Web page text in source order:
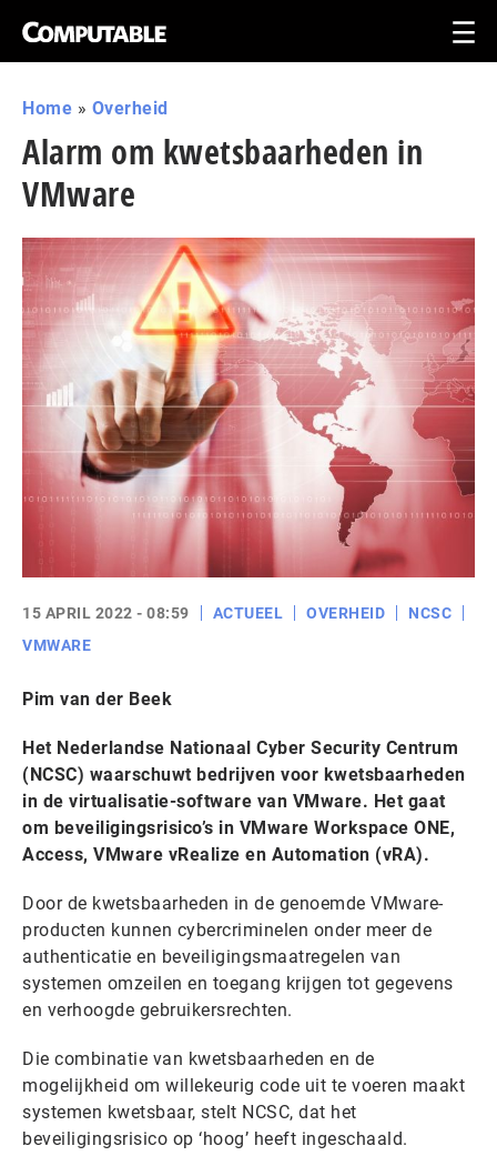
Home » Overheid
Alarm om kwetsbaarheden in
VMware
15 APRIL 2022 - 08:59 ACTUEEL OVERHEID
NCSC
VMWARE
Pim van der Beek
Het Nederlandse Nationaal Cyber Security Centrum
(NCSC) waarschuwt bedrijven voor kwetsbaarheden
in de virtualisatie-software van VMware. Het gaat
om beveiligingsrisico’s in VMware Workspace ONE,
Access, VMware vRealize en Automation (vRA).
Door de kwetsbaarheden in de genoemde VMware-
producten kunnen cybercriminelen onder meer de
authenticatie en beveiligingsmaatregelen van
systemen omzeilen en toegang krijgen tot gegevens
en verhoogde gebruikersrechten.
Die combinatie van kwetsbaarheden en de
mogelijkheid om willekeurig code uit te voeren maakt
systemen kwetsbaar, stelt NCSC, dat het
beveiligingsrisico op ‘hoog’ heeft ingeschaald.